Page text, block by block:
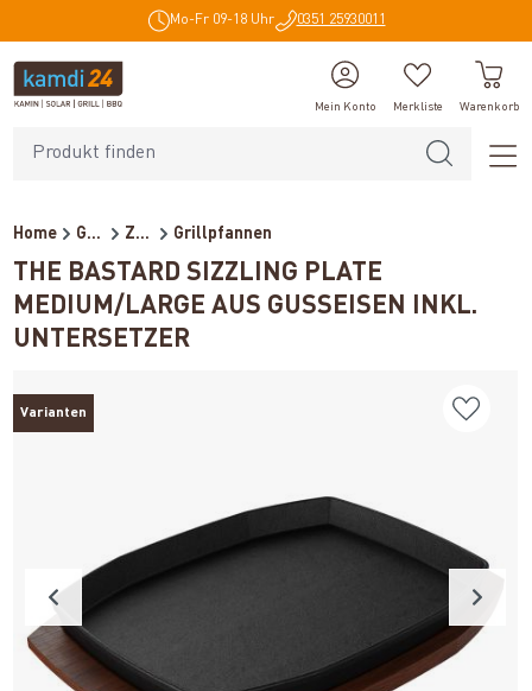
Mo-Fr 09-18 Uhr 0351 25930011
Mein Konto Merkliste Warenkorb
Home Grillzubehör Zubehör Grillpfannen
THE BASTARD SIZZLING PLATE
MEDIUM/LARGE AUS GUSSEISEN INKL.
UNTERSETZER
Varianten